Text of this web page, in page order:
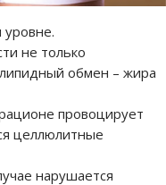
не только
липидный обмен – жира
провоцирует
целлюлитные
нарушается